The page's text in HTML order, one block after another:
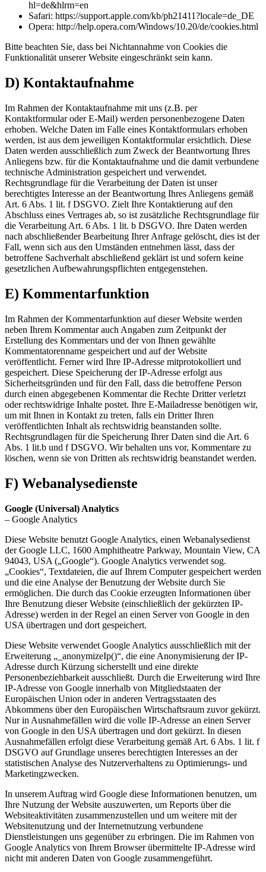
hl=de&hlrm=en
Safari: https://support.apple.com/kb/ph21411?locale=de_DE
Opera: http://help.opera.com/Windows/10.20/de/cookies.html
Bitte beachten Sie, dass bei Nichtannahme von Cookies die
Funktionalität unserer Website eingeschränkt sein kann.
D) Kontaktaufnahme
Im Rahmen der Kontaktaufnahme mit uns (z.B. per
Kontaktformular oder E-Mail) werden personenbezogene Daten
erhoben. Welche Daten im Falle eines Kontaktformulars erhoben
werden, ist aus dem jeweiligen Kontaktformular ersichtlich. Diese
Daten werden ausschließlich zum Zweck der Beantwortung Ihres
Anliegens bzw. für die Kontaktaufnahme und die damit verbundene
technische Administration gespeichert und verwendet.
Rechtsgrundlage für die Verarbeitung der Daten ist unser
berechtigtes Interesse an der Beantwortung Ihres Anliegens gemäß
Art. 6 Abs. 1 lit. f DSGVO. Zielt Ihre Kontaktierung auf den
Abschluss eines Vertrages ab, so ist zusätzliche Rechtsgrundlage für
die Verarbeitung Art. 6 Abs. 1 lit. b DSGVO. Ihre Daten werden
nach abschließender Bearbeitung Ihrer Anfrage gelöscht, dies ist der
Fall, wenn sich aus den Umständen entnehmen lässt, dass der
betroffene Sachverhalt abschließend geklärt ist und sofern keine
gesetzlichen Aufbewahrungspflichten entgegenstehen.
E) Kommentarfunktion
Im Rahmen der Kommentarfunktion auf dieser Website werden
neben Ihrem Kommentar auch Angaben zum Zeitpunkt der
Erstellung des Kommentars und der von Ihnen gewählte
Kommentatorenname gespeichert und auf der Website
veröffentlicht. Ferner wird Ihre IP-Adresse mitprotokolliert und
gespeichert. Diese Speicherung der IP-Adresse erfolgt aus
Sicherheitsgründen und für den Fall, dass die betroffene Person
durch einen abgegebenen Kommentar die Rechte Dritter verletzt
oder rechtswidrige Inhalte postet. Ihre E-Mailadresse benötigen wir,
um mit Ihnen in Kontakt zu treten, falls ein Dritter Ihren
veröffentlichten Inhalt als rechtswidrig beanstanden sollte.
Rechtsgrundlagen für die Speicherung Ihrer Daten sind die Art. 6
Abs. 1 lit.b und f DSGVO. Wir behalten uns vor, Kommentare zu
löschen, wenn sie von Dritten als rechtswidrig beanstandet werden.
F) Webanalysedienste
Google (Universal) Analytics
– Google Analytics
Diese Website benutzt Google Analytics, einen Webanalysedienst
der Google LLC, 1600 Amphitheatre Parkway, Mountain View, CA
94043, USA („Google“). Google Analytics verwendet sog.
„Cookies“, Textdateien, die auf Ihrem Computer gespeichert werden
und die eine Analyse der Benutzung der Website durch Sie
ermöglichen. Die durch das Cookie erzeugten Informationen über
Ihre Benutzung dieser Website (einschließlich der gekürzten IP-
Adresse) werden in der Regel an einen Server von Google in den
USA übertragen und dort gespeichert.
Diese Website verwendet Google Analytics ausschließlich mit der
Erweiterung „_anonymizeIp()“, die eine Anonymisierung der IP-
Adresse durch Kürzung sicherstellt und eine direkte
Personenbeziehbarkeit ausschließt. Durch die Erweiterung wird Ihre
IP-Adresse von Google innerhalb von Mitgliedstaaten der
Europäischen Union oder in anderen Vertragsstaaten des
Abkommens über den Europäischen Wirtschaftsraum zuvor gekürzt.
Nur in Ausnahmefällen wird die volle IP-Adresse an einen Server
von Google in den USA übertragen und dort gekürzt. In diesen
Ausnahmefällen erfolgt diese Verarbeitung gemäß Art. 6 Abs. 1 lit. f
DSGVO auf Grundlage unseres berechtigten Interesses an der
statistischen Analyse des Nutzerverhaltens zu Optimierungs- und
Marketingzwecken.
In unserem Auftrag wird Google diese Informationen benutzen, um
Ihre Nutzung der Website auszuwerten, um Reports über die
Websiteaktivitäten zusammenzustellen und um weitere mit der
Websitenutzung und der Internetnutzung verbundene
Dienstleistungen uns gegenüber zu erbringen. Die im Rahmen von
Google Analytics von Ihrem Browser übermittelte IP-Adresse wird
nicht mit anderen Daten von Google zusammengeführt.